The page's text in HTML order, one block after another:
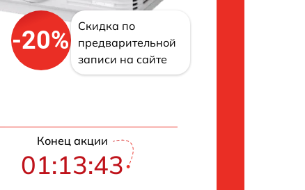
-20%
Скидка по
предварительной
записи на сайте
Конец акции
01:13:42